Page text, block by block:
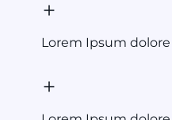
Lorem Ipsum dolore